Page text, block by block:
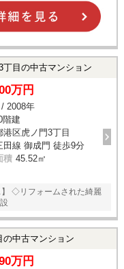
目の中古マンション
万円
2008年
階建
港区虎ノ門3丁目
田線 御成門 徒歩9分
積 45.52㎡
】 ◇リフォームされた綺麗
の中古マンション
万円